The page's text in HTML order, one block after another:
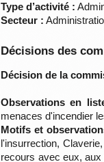
Type d’activité :
Secteur :
Décisions des
Décision de la
Observations en
menaces d'incendier
Motifs et
l'insurrection,
recours avec eux,